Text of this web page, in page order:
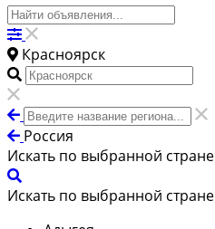
Красноярск
Россия
Искать по выбранной стране
Искать по выбранной стране